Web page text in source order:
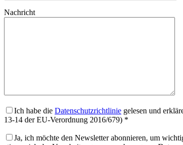
Nachricht
Ich habe die Datenschutzrichtlinie gelesen und
13-14 der EU-Verordnung 2016/679) *
Ja, ich möchte den Newsletter abonnieren, um